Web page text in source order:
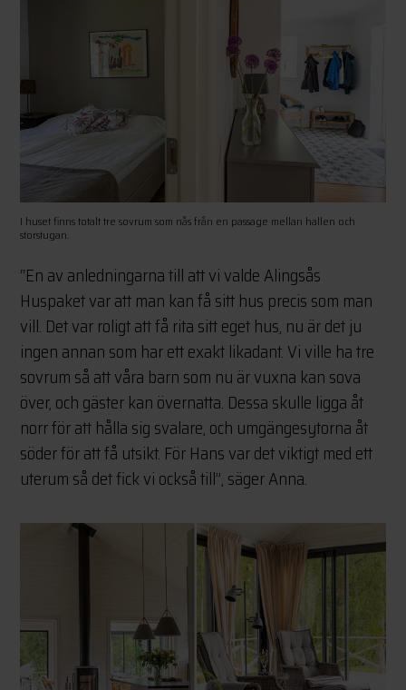
I huset finns totalt tre sovrum som nås från en passage mellan hallen och
storstugan.
“En av anledningarna till att vi valde Alingsås
Huspaket var att man kan få sitt hus precis som man
vill. Det var roligt att få rita sitt eget hus, nu är det ju
ingen annan som har ett exakt likadant. Vi ville ha tre
sovrum så att våra barn som nu är vuxna kan sova
över, och gäster kan övernatta. Dessa skulle ligga åt
norr för att hålla sig svalare, och umgängesytorna åt
söder för att få utsikt. För Hans var det viktigt med ett
uterum så det fick vi också till”, säger Anna.